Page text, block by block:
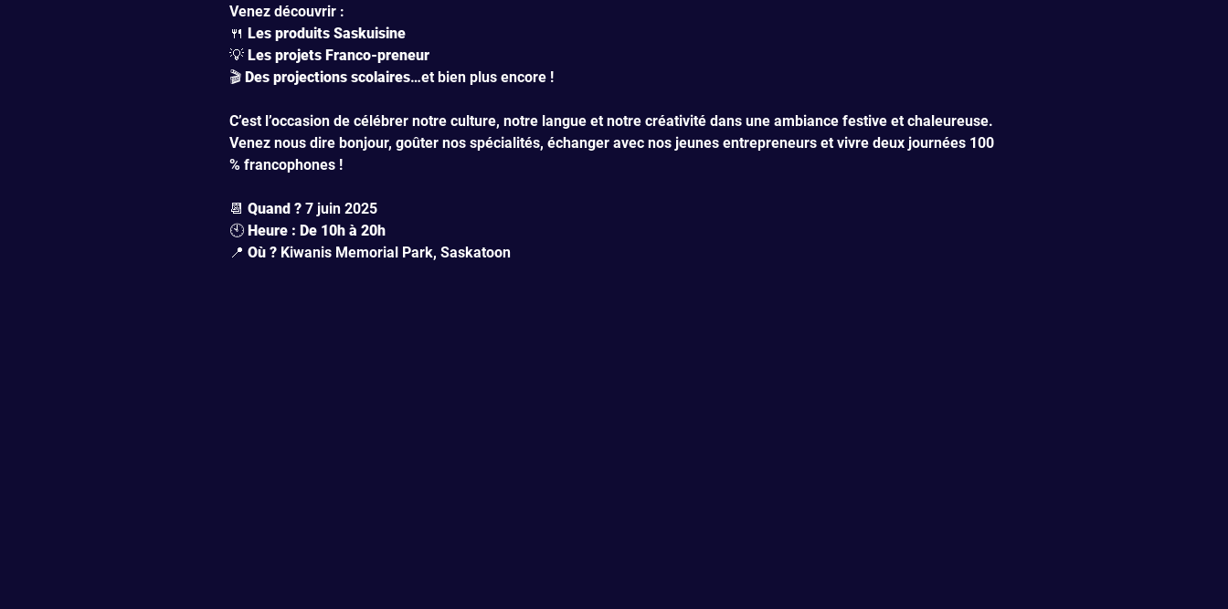
Venez découvrir :
🍴 Les produits Saskuisine
💡 Les projets Franco-preneur
🎬 Des projections scolaires…et bien plus encore !
C’est l’occasion de célébrer notre culture, notre langue et notre créativité dans une ambiance festive et chaleureuse.
Venez nous dire bonjour, goûter nos spécialités, échanger avec nos jeunes entrepreneurs et vivre deux journées 100
% francophones !
📆 Quand ? 7 juin 2025
🕙 Heure : De 10h à 20h
📍 Où ? Kiwanis Memorial Park, Saskatoon